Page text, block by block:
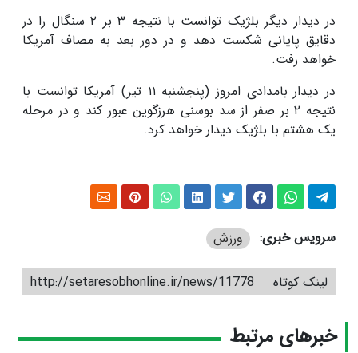
در دیدار دیگر بلژیک توانست با نتیجه ۳ بر ۲ سنگال را در
دقایق پایانی شکست دهد و در دور بعد به مصاف آمریکا
خواهد رفت.
در دیدار بامدادی امروز (پنجشنبه ۱۱ تیر) آمریکا توانست با
نتیجه ۲ بر صفر از سد بوسنی هرزگوین عبور کند و در مرحله
یک هشتم با بلژیک دیدار خواهد کرد.
سرویس خبری: ورزش
لینک کوتاه http://setaresobhonline.ir/news/11778
خبرهای مرتبط